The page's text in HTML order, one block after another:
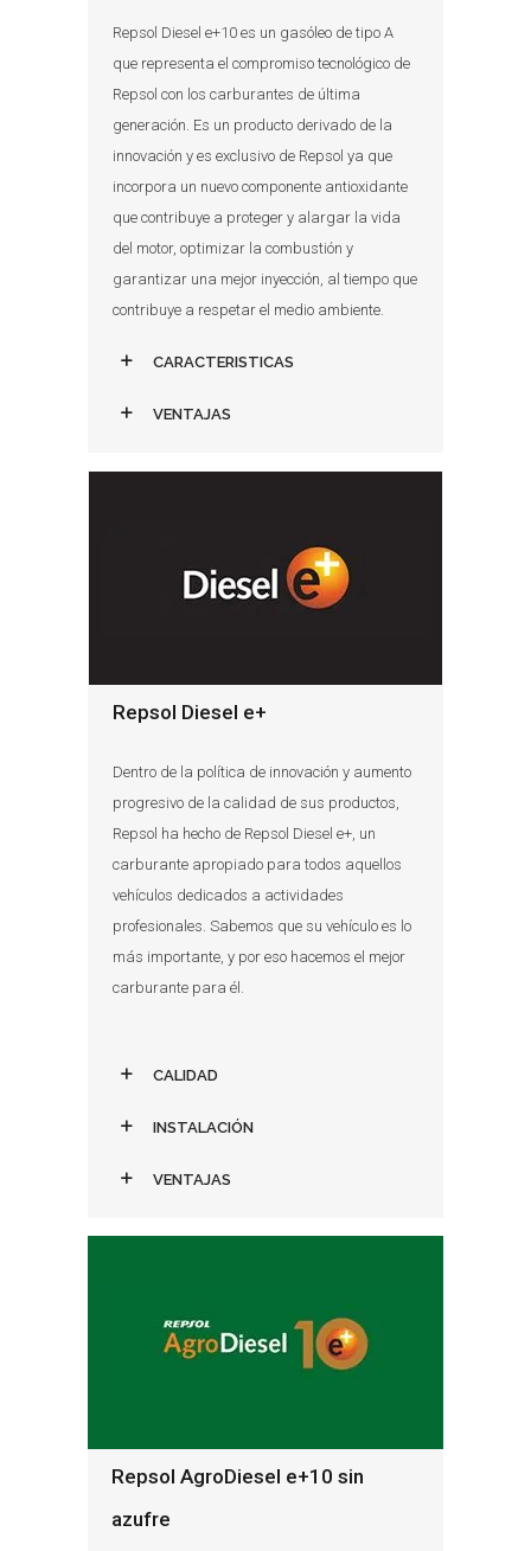
Repsol Diesel e+10 es un gasóleo de tipo A
que representa el compromiso tecnológico de
Repsol con los carburantes de última
generación. Es un producto derivado de la
innovación y es exclusivo de Repsol ya que
incorpora un nuevo componente antioxidante
que contribuye a proteger y alargar la vida
del motor, optimizar la combustión y
garantizar una mejor inyección, al tiempo que
contribuye a respetar el medio ambiente.
CARACTERISTICAS
VENTAJAS
Repsol Diesel e+
Dentro de la política de innovación y aumento
progresivo de la calidad de sus productos,
Repsol ha hecho de Repsol Diesel e+, un
carburante apropiado para todos aquellos
vehículos dedicados a actividades
profesionales. Sabemos que su vehículo es lo
más importante, y por eso hacemos el mejor
carburante para él.
CALIDAD
INSTALACIÓN
VENTAJAS
Repsol AgroDiesel e+10 sin
azufre